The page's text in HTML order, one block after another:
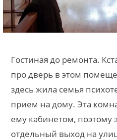
Гостиная до ремонта.
про дверь в этом
здесь жила семья
прием на дому. Эта
ему кабинетом, поэтому
отдельный выход на